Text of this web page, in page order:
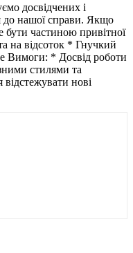
досвідчених і
до нашої справи. Якщо
бути частиною привітної
на відсоток * Гнучкий
Вимоги: * Досвід роботи
стилями та
нові